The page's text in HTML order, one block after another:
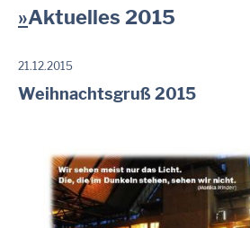
Aktuelles 2015
21.12.2015
Weihnachtsgruß 2015